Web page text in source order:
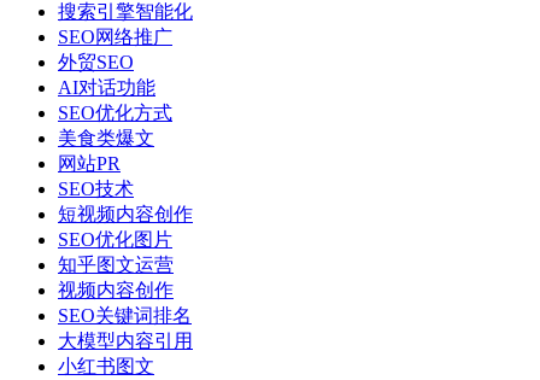
搜索引擎智能化
SEO网络推广
外贸SEO
AI对话功能
SEO优化方式
美食类爆文
网站PR
SEO技术
短视频内容创作
SEO优化图片
知乎图文运营
视频内容创作
SEO关键词排名
大模型内容引用
小红书图文